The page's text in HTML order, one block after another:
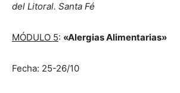
del Litoral. Santa Fé
MÓDULO 5: «Alergias Alimentarias»
Fecha: 25-26/10